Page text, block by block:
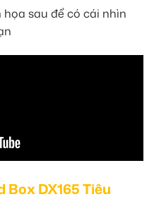
sau để có cái nhìn
Box DX165 Tiêu